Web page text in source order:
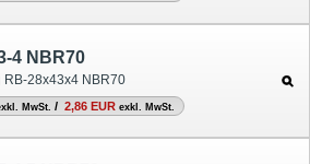
4 NBR70
RB-28x43x4 NBR70
MwSt. / 2,86 EUR exkl. MwSt.